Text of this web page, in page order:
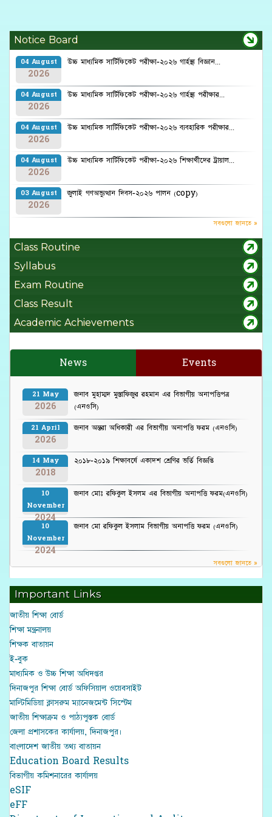
Notice Board
04 August
2026
উচ্চ মাধ্যমিক সার্টিফিকেট পরীক্ষা-২০২৬ গার্হস্থ্য বিজ্ঞান...
04 August
2026
উচ্চ মাধ্যমিক সার্টিফিকেট পরীক্ষা-২০২৬ গার্হস্থ্য পরীক্ষার...
04 August
2026
উচ্চ মাধ্যমিক সার্টিফিকেট পরীক্ষা-২০২৬ ব্যবহারিক পরীক্ষার...
04 August
2026
উচ্চ মাধ্যমিক সার্টিফিকেট পরীক্ষা-২০২৬ শিক্ষার্থীদের ট্রায়াল...
03 August
2026
জুলাই গণঅভ্যুত্থান দিবস-২০২৬ পালন (copy)
সবগুলো জানতে »
Class Routine
Syllabus
Exam Routine
Class Result
Academic Achievements
News Events
21 May
2026
জনাব মুহাম্মদ মুস্তাফিজুর রহমান এর বিভাগীয় অনাপত্তিপত্র
(এনওসি)
21 April
2026
জনাব অন্তরা অধিকারী এর বিভাগীয় অনাপত্তি ফরম (এনওসি)
14 May
2018
২০১৮-২০১৯ শিক্ষাবর্ষে একাদশ শ্রেণির ভর্তি বিজ্ঞপ্তি
10
November
2024
জনাব মোঃ রফিকুল ইসলম এর বিভাগীয় অনাপত্তি ফরম(এনওসি)
10
November
2024
জনাব মো রফিকুল ইসলাম বিভাগীয় অনাপত্তি ফরম (এনওসি)
সবগুলো জানতে »
Important Links
জাতীয় শিক্ষা বোর্ড
শিক্ষা মন্ত্রনালয়
শিক্ষক বাতায়ন
ই-বুক
মাধ্যমিক ও উচ্চ শিক্ষা অধিদপ্তর
দিনাজপুর শিক্ষা বোর্ড অফিসিয়াল ওয়েবসাইট
মাল্টিমিডিয়া ক্লাসরুম ম্যানেজমেন্ট সিস্টেম
জাতীয় শিক্ষাক্রম ও পাঠ্যপুস্তক বোর্ড
জেলা প্রশাসকের কার্যালয়, দিনাজপুর।
বাংলাদেশ জাতীয় তথ্য বাতায়ন
Education Board Results
বিভাগীয় কমিশনারের কার্যালয়
eSIF
eFF